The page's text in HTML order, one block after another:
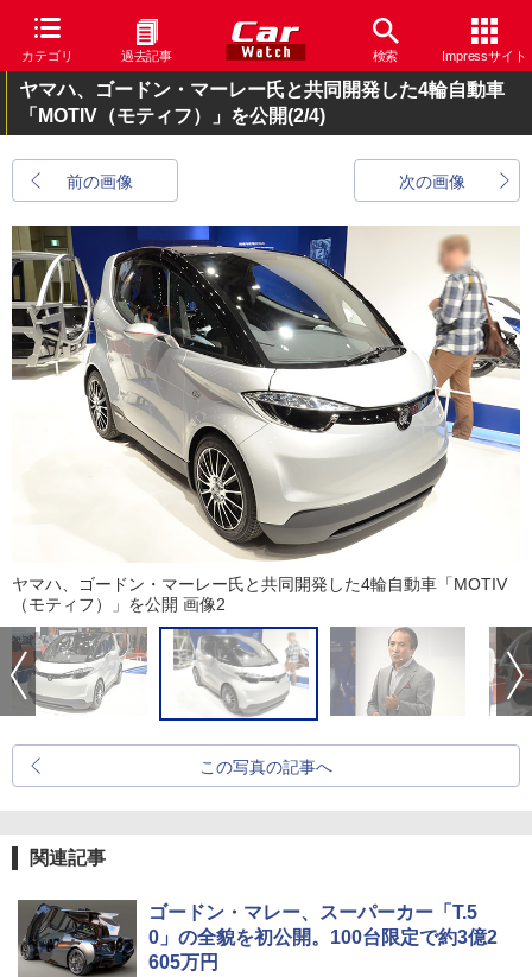
カテゴリ 過去記事 検索 Impressサイト
ヤマハ、ゴードン・マーレー氏と共同開発した4輪自動車
「MOTIV（モティフ）」を公開(2/4)
前の画像 次の画像
ヤマハ、ゴードン・マーレー氏と共同開発した4輪自動車「MOTIV
（モティフ）」を公開 画像2
この写真の記事へ
関連記事
ゴードン・マレー、スーパーカー「T.5
0」の全貌を初公開。100台限定で約3億2
605万円